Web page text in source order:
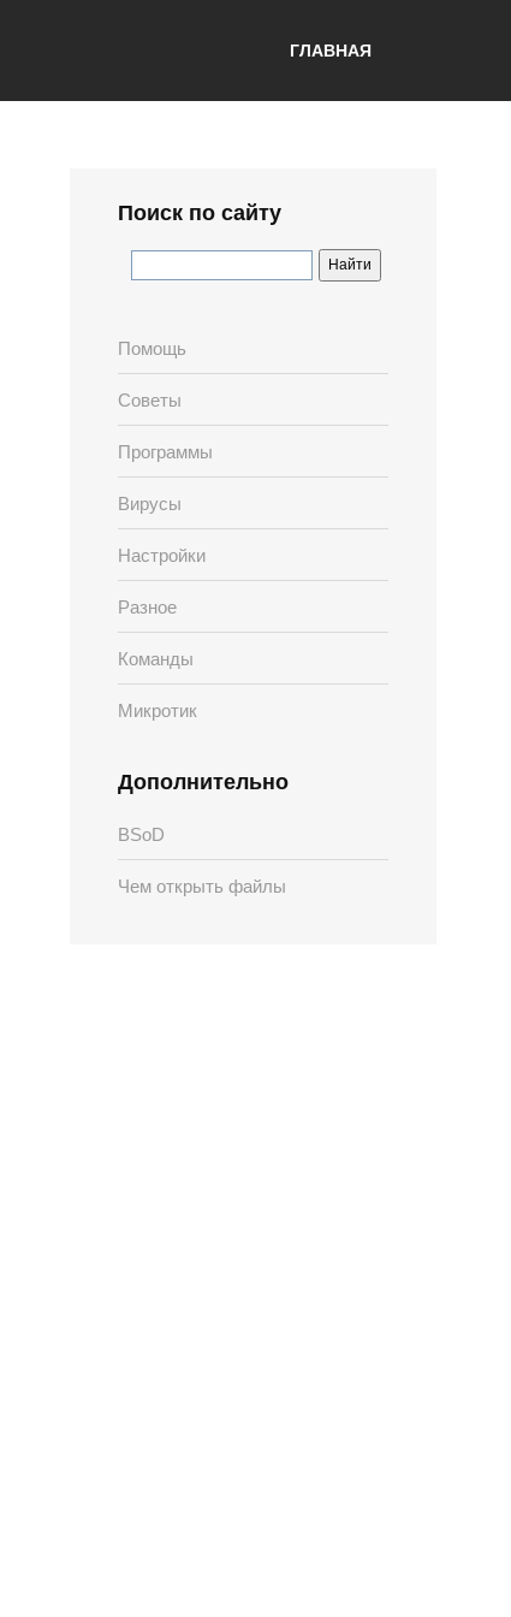
ГЛАВНАЯ
Поиск по сайту
Помощь
Советы
Программы
Вирусы
Настройки
Разное
Команды
Микротик
Дополнительно
BSoD
Чем открыть файлы